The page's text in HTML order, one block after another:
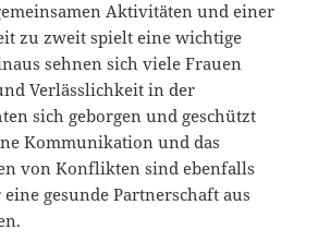
Aktivitäten und einer
zu zweit spielt eine wichtige
sehnen sich viele Frauen
Verlässlichkeit in der
sich geborgen und geschützt
Kommunikation und das
von Konflikten sind ebenfalls
gesunde Partnerschaft aus